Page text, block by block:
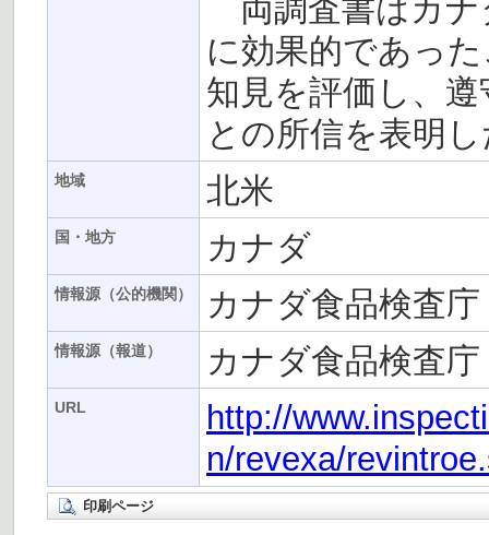
両調査書はカナ
に効果的であっ
知見を評価し、
との所信を表明
地域 北米
国・地方 カナダ
情報源（公的機関） カナダ食品検査
情報源（報道） カナダ食品検査庁
URL
http://
n/revexa/
印刷ページ